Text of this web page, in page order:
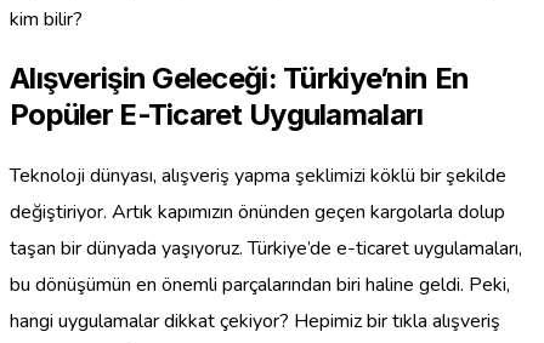
kim bilir?
Alışverişin Geleceği: Türkiye’nin En
Popüler E-Ticaret Uygulamaları
Teknoloji dünyası, alışveriş yapma şeklimizi köklü bir şekilde
değiştiriyor. Artık kapımızın önünden geçen kargolarla dolup
taşan bir dünyada yaşıyoruz. Türkiye’de e-ticaret uygulamaları,
bu dönüşümün en önemli parçalarından biri haline geldi. Peki,
hangi uygulamalar dikkat çekiyor? Hepimiz bir tıkla alışveriş